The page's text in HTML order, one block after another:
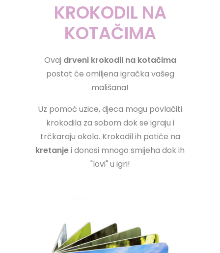
KROKODIL NA
KOTAČIMA
Ovaj drveni krokodil na kotačima
postat će omiljena igračka vašeg
mališana!
Uz pomoć uzice, djeca mogu povlačiti
krokodila za sobom dok se igraju i
trčkaraju okolo. Krokodil ih potiče na
kretanjei donosi mnogo smijeha dok ih
"lovi" u igri!